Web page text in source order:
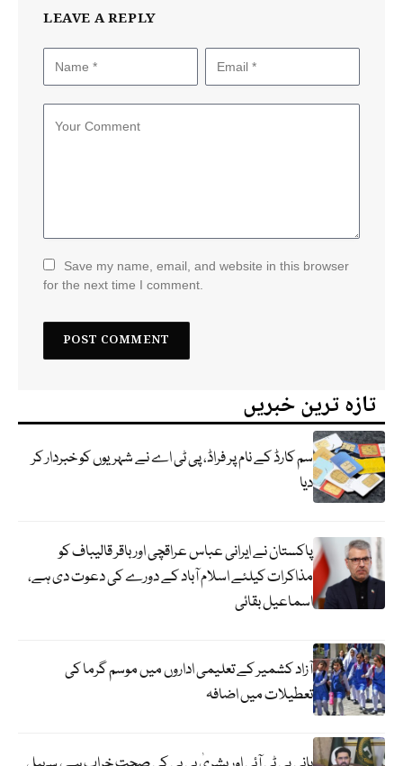
LEAVE A REPLY
Save my name, email, and website in this browser
for the next time I comment.
تازہ ترین خبریں
سم کارڈ کے نام پر فراڈ، پی ٹی اے نے شہریوں کو خبردار کر
دیا
پاکستان نے ایرانی عباس عراقچی اورباقر قالیباف کو
مذاکرات کیلئے اسلام آباد کے دورے کی دعوت دی ہے،
اسماعیل بقائی
آزاد کشمیر کے تعلیمی اداروں میں موسم گرما کی
تعطیلات میں اضافہ